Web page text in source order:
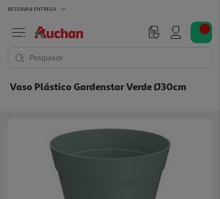
RESERVAR ENTREGA
Pesquisar
Vaso Plástico Gardenstar Verde Ø30cm